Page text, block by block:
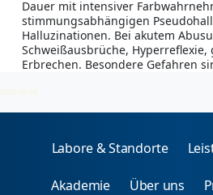
Dauer mit intensiver
stimmungsabhängigen
Halluzinationen. Bei akutem
Schweißausbrüche,
Erbrechen. Besondere Gefahren
2026-08-08
Labore & Standorte
Akademie Über uns